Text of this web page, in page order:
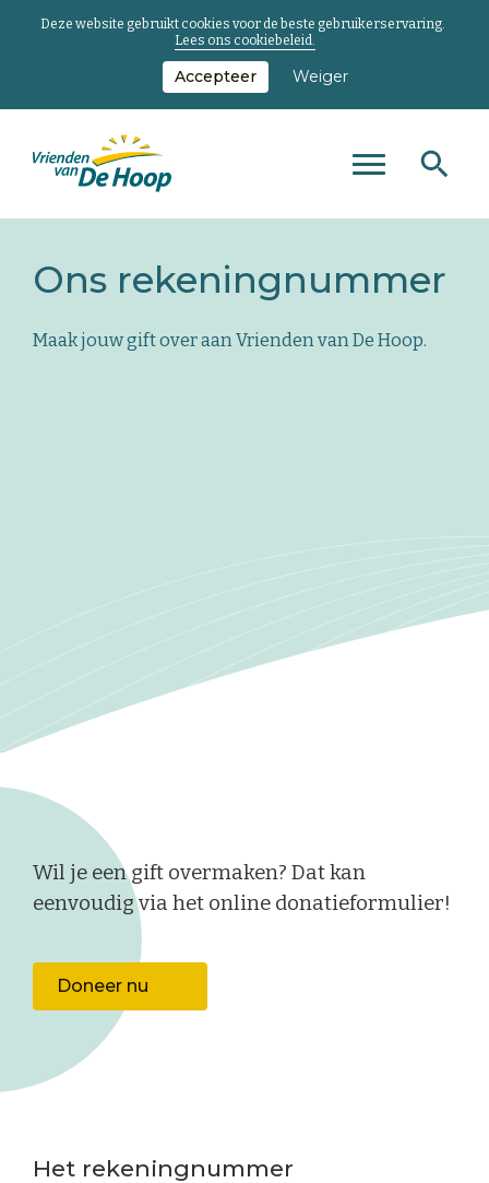
Deze website gebruikt cookies voor de beste gebruikerservaring.
Lees ons cookiebeleid.
Accepteer Weiger
naar
de
homepage
Zoeken
Toggle
naar...
Ons rekeningnummer
Maak jouw gift over aan Vrienden van De Hoop.
Wil je een gift overmaken? Dat kan
eenvoudig via het online donatieformulier!
Doneer nu
Het rekeningnummer